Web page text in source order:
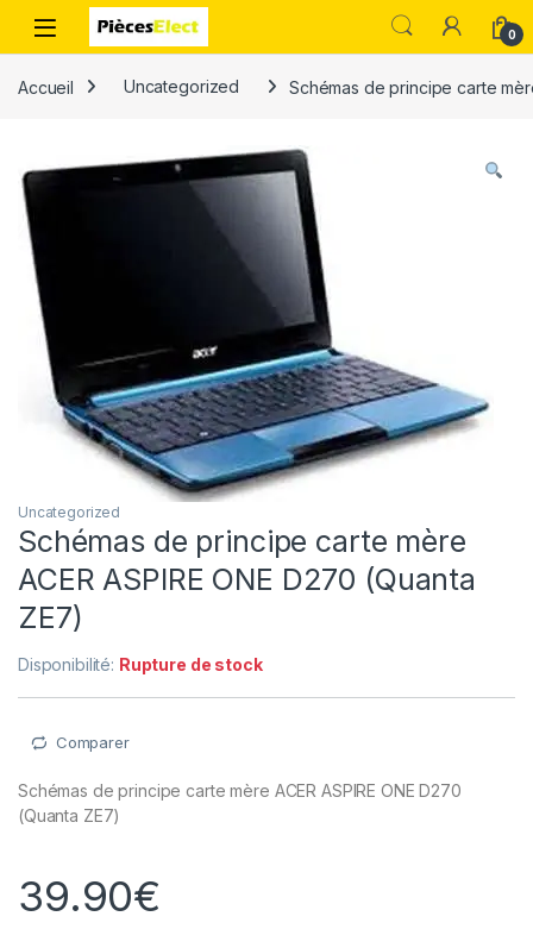
0
Accueil Uncategorized Schémas de principe carte
Uncategorized
Schémas de principe carte mère
ACER ASPIRE ONE D270 (Quanta
ZE7)
Disponibilité: Rupture de stock
Comparer
Schémas de principe carte mère ACER ASPIRE ONE D270
(Quanta ZE7)
39.90€